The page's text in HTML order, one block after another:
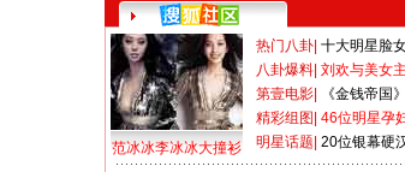
范冰冰李冰冰大撞衫
热门八卦 十大明星脸
八卦爆料 刘欢与美女
第壹电影
《金钱帝国
精彩组图 46位明星孕
明星话题 20位银幕硬